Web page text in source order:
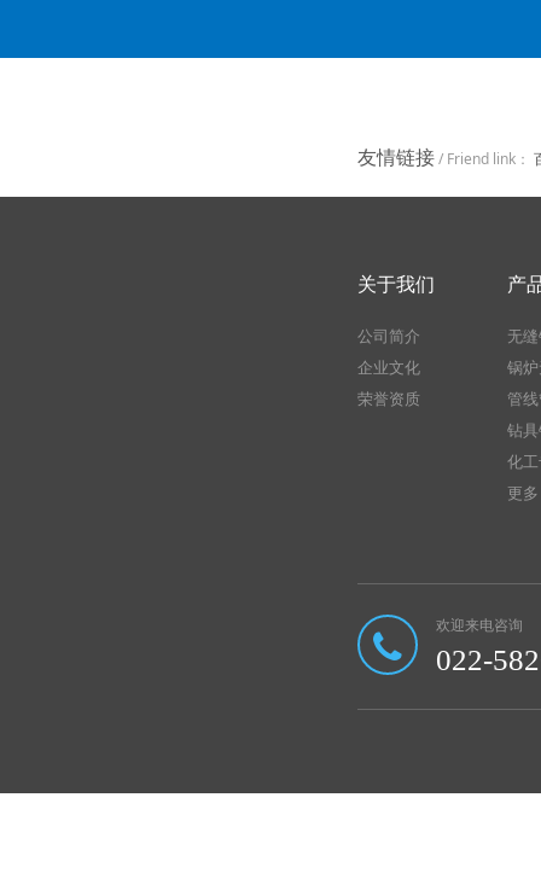
友情链接/ Friend link：
关于我们
公司简介
企业文化
荣誉资质
产
无
锅
管
钻
化
更
欢迎来电咨询
022-